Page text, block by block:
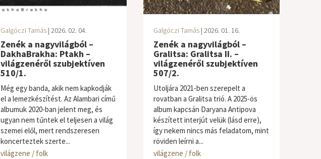
Galgóczi Tamás| 2026. 02. 04.
Zenék a nagyvilágból –
DakhaBrakha: Ptakh –
világzenéről szubjektíven
510/1.
Még egy banda, akik nem kapkodják
el a lemezkészítést. Az Alambari című
albumuk 2020-ban jelent meg, és
ugyan nem tűntek el teljesen a világ
szemei elől, mert rendszeresen
koncerteztek szerte...
világzene / folk
Galgóczi Tamás| 2026. 01. 16.
Zenék a nagyvilágból –
Gralitsa: Gralitsa II. –
világzenéről szubjektíven
507/2.
Utoljára 2021-ben szerepelt a
rovatban a Gralitsa trió. A 2025-ös
album kapcsán Daryana Antipova
készített interjút velük (lásd erre),
így nekem nincs más feladatom, mint
röviden leírni a...
világzene / folk